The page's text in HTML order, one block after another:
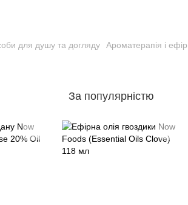
для душу та догляду Ароматерапія і
За популярністю